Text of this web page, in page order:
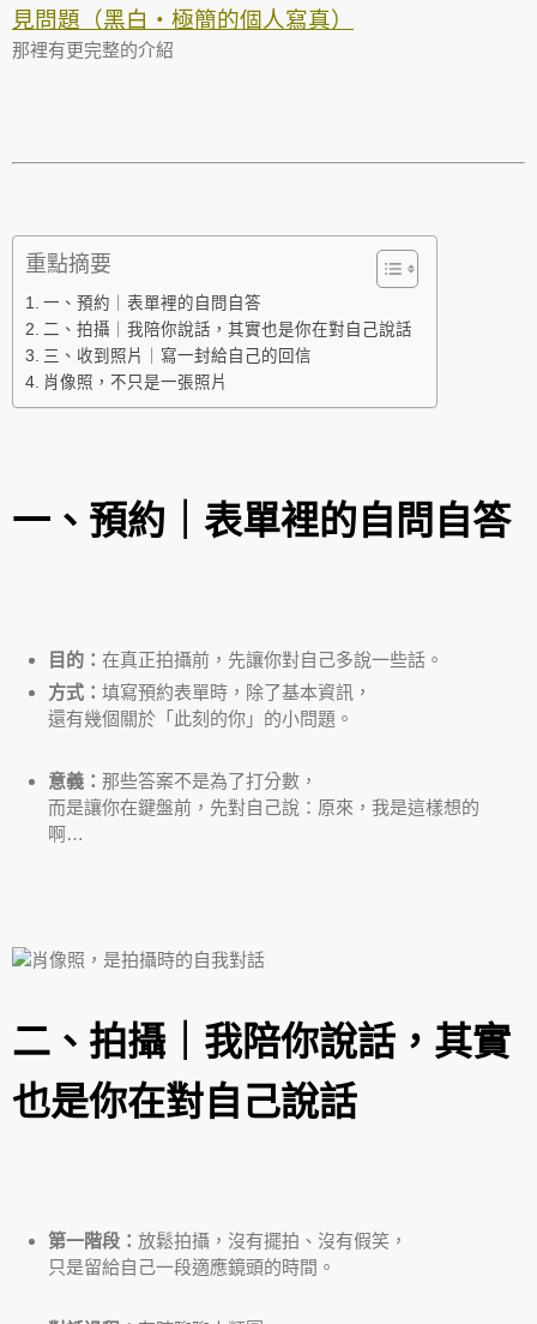
見問題（黑白・極簡的個人寫真）
那裡有更完整的介紹
重點摘要
一、預約｜表單裡的自問自答
二、拍攝｜我陪你說話，其實也是你在對自己說話
三、收到照片｜寫一封給自己的回信
肖像照，不只是一張照片
一、預約｜表單裡的自問自答
目的： 在真正拍攝前，先讓你對自己多說一些話。
方式： 填寫預約表單時，除了基本資訊，
還有幾個關於「此刻的你」的小問題。
意義： 那些答案不是為了打分數，
而是讓你在鍵盤前，先對自己說：原來，我是這樣想的
啊…
二、拍攝｜我陪你說話，其實
也是你在對自己說話
第一階段： 放鬆拍攝，沒有擺拍、沒有假笑，
只是留給自己一段適應鏡頭的時間。